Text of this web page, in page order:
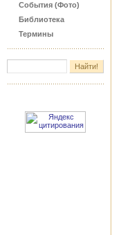
События (Фото)
Библиотека
Термины